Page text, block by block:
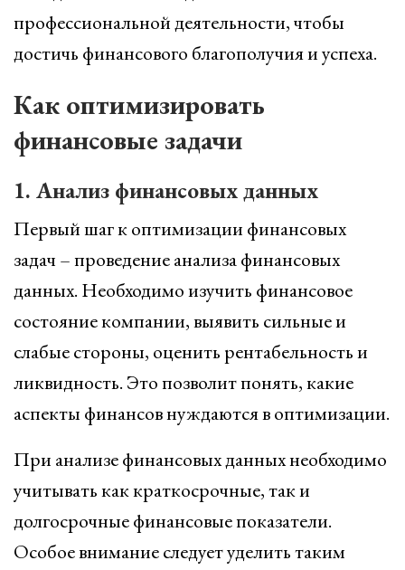
профессиональной деятельности, чтобы
достичь финансового благополучия и успеха.
Как оптимизировать
финансовые задачи
1. Анализ финансовых данных
Первый шаг к оптимизации финансовых
задач – проведение анализа финансовых
данных. Необходимо изучить финансовое
состояние компании, выявить сильные и
слабые стороны, оценить рентабельность и
ликвидность. Это позволит понять, какие
аспекты финансов нуждаются в оптимизации.
При анализе финансовых данных необходимо
учитывать как краткосрочные, так и
долгосрочные финансовые показатели.
Особое внимание следует уделить таким